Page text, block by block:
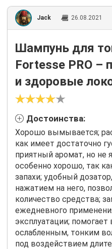
Jack 26.08.2021
Шампунь для
Fortesse PRO
и здоровые
Достоинства:
Хорошо вымывается;
как имеет достаточно
приятный аромат, но не
особенно хорошо, так
запахи; удобный
нажатием на него,
количество средства;
ежедневного
эксплуатации; помогает
ослабленным, тонким
под воздействием